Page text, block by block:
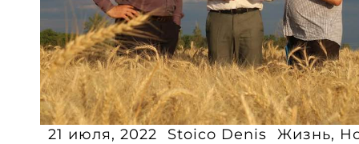
21 июля, 2022 Stoico Denis Жизнь,